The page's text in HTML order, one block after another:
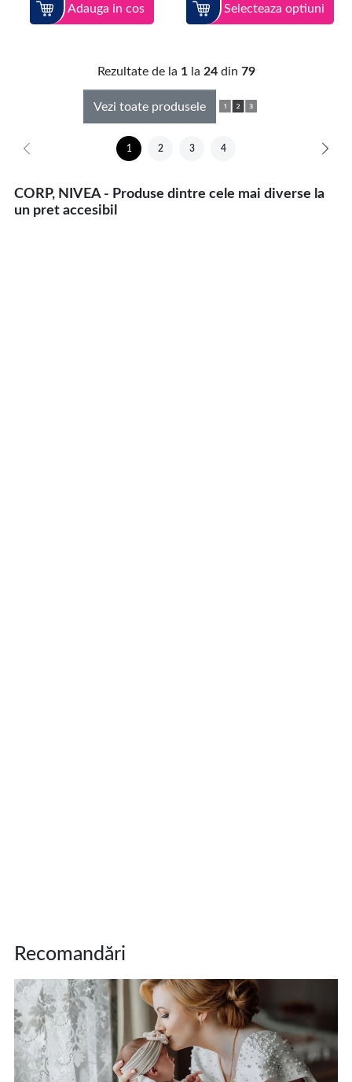
Adauga in cos Selecteaza optiuni
Rezultate de la 1la 24din 79
Vezi toate produsele
1 2 3 4
CORP, NIVEA - Produse dintre cele mai diverse la
un pret accesibil
Recomandări